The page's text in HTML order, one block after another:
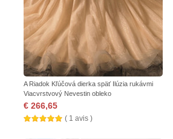
A Riadok Kľúčová dierka späť Ilúzia rukávmi
Viacvrstvový Nevestin obleko
€ 266,65
( 1 avis )